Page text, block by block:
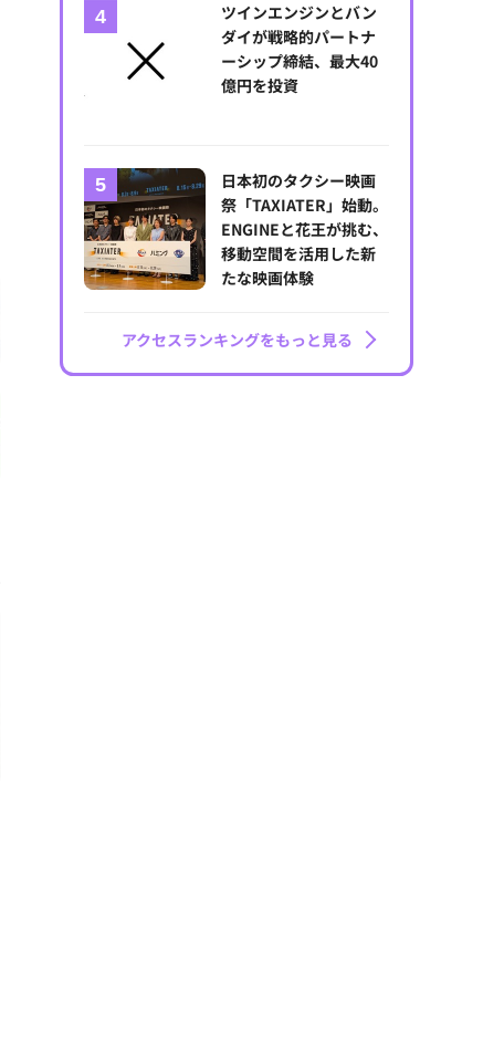
ツインエンジンとバン
ダイが戦略的パートナ
ーシップ締結、最大40
億円を投資
日本初のタクシー映画
祭「TAXIATER」始動。
ENGINEと花王が挑む、
移動空間を活用した新
たな映画体験
アクセスランキングをもっと見る